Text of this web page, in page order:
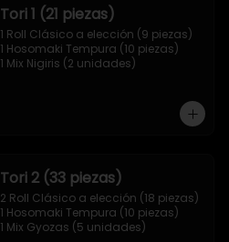
Tori 1 (21 piezas)
1 Roll Clásico a elección (9 piezas)
1 Hosomaki Tempura (10 piezas)
1 Mix Nigiris (2 unidades)
Tori 2 (33 piezas)
2 Roll Clásico a elección (18 piezas)
1 Hosomaki Tempura (10 piezas)
1 Mix Gyozas (5 unidades)